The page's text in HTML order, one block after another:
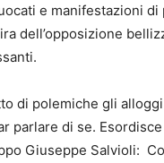
e manifestazioni di
dell’opposizione
di polemiche gli
parlare di se.
Giuseppe Salvioli: